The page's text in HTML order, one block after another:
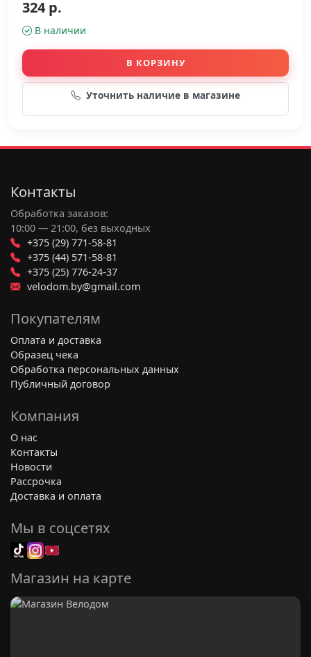
324 р.
В наличии
В КОРЗИНУ
Уточнить наличие в магазине
Контакты
Обработка заказов:
10:00 — 21:00, без выходных
+375 (29) 771-58-81
+375 (44) 571-58-81
+375 (25) 776-24-37
velodom.by@gmail.com
Покупателям
Оплата и доставка
Образец чека
Обработка персональных данных
Публичный договор
Компания
О нас
Контакты
Новости
Рассрочка
Доставка и оплата
Мы в соцсетях
Магазин на карте